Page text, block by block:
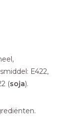
E422,
(soja).